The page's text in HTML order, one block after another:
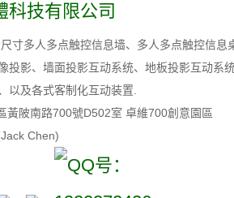
科技有限公司
寸多人多点触控信息墙、多人多点触控信息
投影、墙面投影互动系统、地板投影互动系
以及各式客制化互动装置.
黃陂南路700號D502室 卓維700創意園區
Chen)